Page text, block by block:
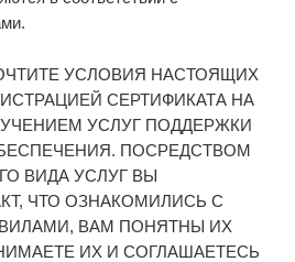
УСЛОВИЯ НАСТОЯЩИХ
СЕРТИФИКАТА НА
УСЛУГ ПОДДЕРЖКИ
ПОСРЕДСТВОМ
ВИДА УСЛУГ ВЫ
ЧТО ОЗНАКОМИЛИСЬ С
ВАМ ПОНЯТНЫ ИХ
ИХ И СОГЛАШАЕТЕСЬ